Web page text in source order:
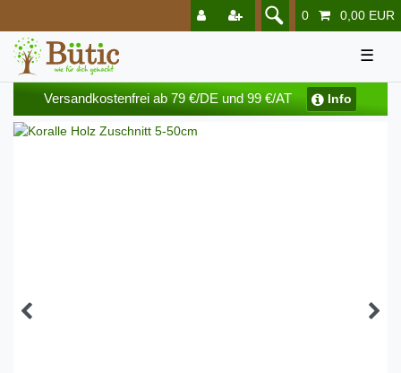
0 0,00 EUR
☰
Versandkostenfrei ab 79 €/DE und 99 €/AT Info